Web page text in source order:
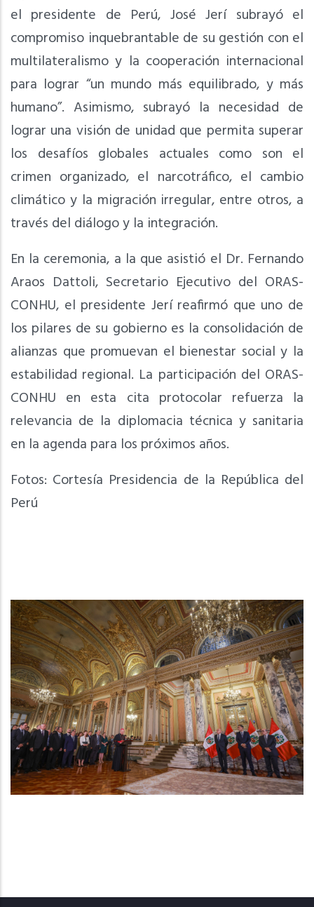
el presidente de Perú, José Jerí subrayó el
compromiso inquebrantable de su gestión con el
multilateralismo y la cooperación internacional
para lograr “un mundo más equilibrado, y más
humano”. Asimismo, subrayó la necesidad de
lograr una visión de unidad que permita superar
los desafíos globales actuales como son el
crimen organizado, el narcotráfico, el cambio
climático y la migración irregular, entre otros, a
través del diálogo y la integración.
En la ceremonia, a la que asistió el Dr. Fernando
Araos Dattoli, Secretario Ejecutivo del ORAS-
CONHU, el presidente Jerí reafirmó que uno de
los pilares de su gobierno es la consolidación de
alianzas que promuevan el bienestar social y la
estabilidad regional. La participación del ORAS-
CONHU en esta cita protocolar refuerza la
relevancia de la diplomacia técnica y sanitaria
en la agenda para los próximos años.
Fotos: Cortesía Presidencia de la República del
Perú